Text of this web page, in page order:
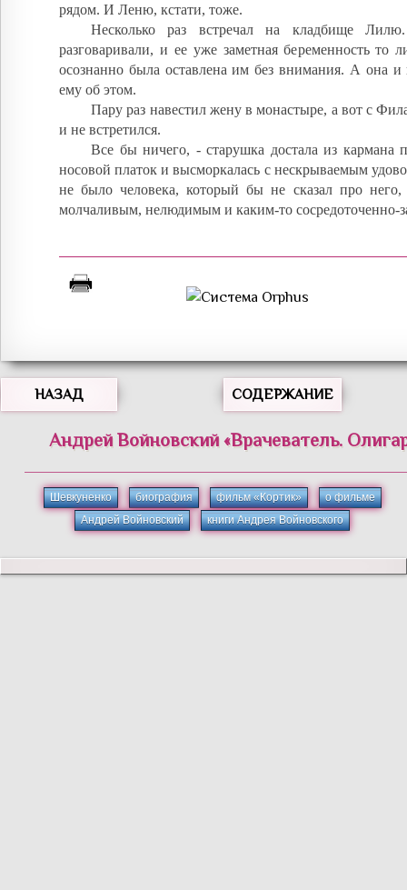
рядом. И Леню, кстати, тоже.
Несколько раз встречал на кладбище
разговаривали, и ее уже заметная беременность то
осознанно была оставлена им без внимания. А она и
ему об этом.
Пару раз навестил жену в монастыре, а вот с
и не встретился.
Все бы ничего, - старушка достала из кармана
носовой платок и высморкалась с нескрываемым
не было человека, который бы не сказал про него,
молчаливым, нелюдимым и каким-то сосредоточенно-
НАЗАД СОДЕРЖАНИЕ
Андрей Войновский«Врачеватель.
Шевкуненко биография фильм «Кортик»
о фильме
Андрей Войновский
книги Андрея Войновского